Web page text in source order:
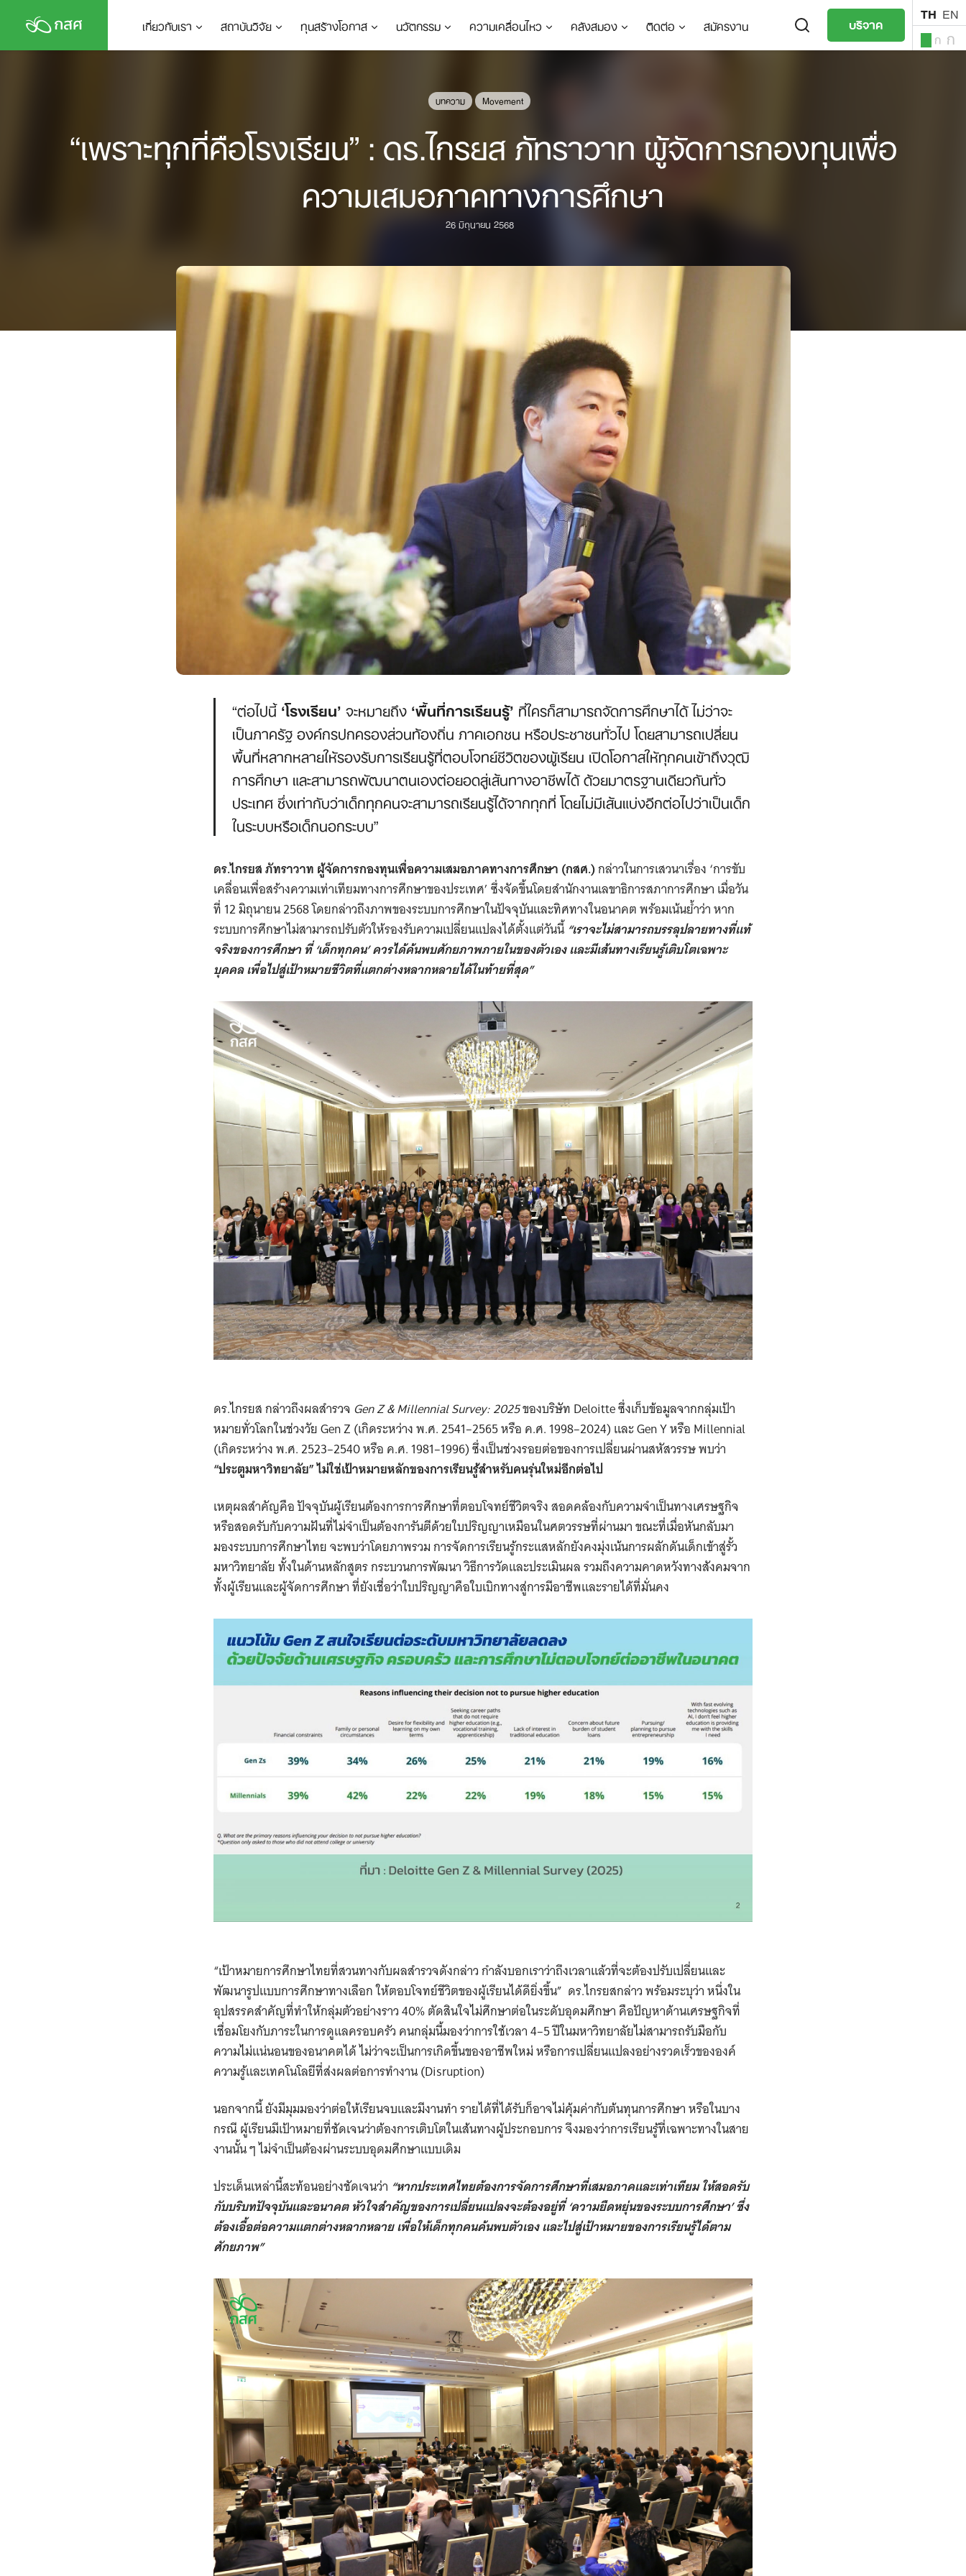
content
เกี่ยวกับเรา สถาบันวิจัย ทุนสร้างโอกาส นวัตกรรม ความเคลื่อนไหว คลังสมอง ติดต่อ สมัครงาน บริจาค TH EN
ก ก
Search
for:
บทความ Movement
“เพราะทุกที่คือโรงเรียน” : ดร.ไกรยส ภัทราวาท ผู้จัดการกองทุนเพื่อ
ความเสมอภาคทางการศึกษา
26 มิถุนายน 2568
“ต่อไปนี้‘โรงเรียน’จะหมายถึง‘พื้นที่การเรียนรู้’ ที่ใครก็สามารถจัดการศึกษาได้ ไม่ว่าจะ
เป็นภาครัฐ องค์กรปกครองส่วนท้องถิ่น ภาคเอกชน หรือประชาชนทั่วไป โดยสามารถเปลี่ยน
พื้นที่หลากหลายให้รองรับการเรียนรู้ที่ตอบโจทย์ชีวิตของผู้เรียน เปิดโอกาสให้ทุกคนเข้าถึงวุฒิ
การศึกษา และสามารถพัฒนาตนเองต่อยอดสู่เส้นทางอาชีพได้ ด้วยมาตรฐานเดียวกันทั่ว
ประเทศ ซึ่งเท่ากับว่าเด็กทุกคนจะสามารถเรียนรู้ได้จากทุกที่ โดยไม่มีเส้นแบ่งอีกต่อไปว่าเป็นเด็ก
ในระบบหรือเด็กนอกระบบ”
ดร.ไกรยส ภัทราวาท ผู้จัดการกองทุนเพื่อความเสมอภาคทางการศึกษา (กสศ.)กล่าวในการเสวนาเรื่อง ‘การขับ
เคลื่อนเพื่อสร้างความเท่าเทียมทางการศึกษาของประเทศ’ ซึ่งจัดขึ้นโดยสำนักงานเลขาธิการสภาการศึกษา เมื่อวัน
ที่ 12 มิถุนายน 2568 โดยกล่าวถึงภาพของระบบการศึกษาในปัจจุบันและทิศทางในอนาคต พร้อมเน้นย้ำว่า หาก
ระบบการศึกษาไม่สามารถปรับตัวให้รองรับความเปลี่ยนแปลงได้ตั้งแต่วันนี้ “เราจะไม่สามารถบรรลุปลายทางที่แท้
จริงของการศึกษา ที่ ‘เด็กทุกคน’ ควรได้ค้นพบศักยภาพภายในของตัวเอง และมีเส้นทางเรียนรู้เติบโตเฉพาะ
บุคคล เพื่อไปสู่เป้าหมายชีวิตที่แตกต่างหลากหลายได้ในท้ายที่สุด”
ดร.ไกรยส กล่าวถึงผลสำรวจ Gen Z & Millennial Survey: 2025ของบริษัท Deloitte ซึ่งเก็บข้อมูลจากกลุ่มเป้า
หมายทั่วโลกในช่วงวัย Gen Z (เกิดระหว่าง พ.ศ. 2541–2565 หรือ ค.ศ. 1998–2024) และ Gen Y หรือ Millennial
(เกิดระหว่าง พ.ศ. 2523–2540 หรือ ค.ศ. 1981–1996) ซึ่งเป็นช่วงรอยต่อของการเปลี่ยนผ่านสหัสวรรษ พบว่า
“ประตูมหาวิทยาลัย” ไม่ใช่เป้าหมายหลักของการเรียนรู้สำหรับคนรุ่นใหม่อีกต่อไป
เหตุผลสำคัญคือ ปัจจุบันผู้เรียนต้องการการศึกษาที่ตอบโจทย์ชีวิตจริง สอดคล้องกับความจำเป็นทางเศรษฐกิจ
หรือสอดรับกับความฝันที่ไม่จำเป็นต้องการันตีด้วยใบปริญญาเหมือนในศตวรรษที่ผ่านมา ขณะที่เมื่อหันกลับมา
มองระบบการศึกษาไทย จะพบว่าโดยภาพรวม การจัดการเรียนรู้กระแสหลักยังคงมุ่งเน้นการผลักดันเด็กเข้าสู่รั้ว
มหาวิทยาลัย ทั้งในด้านหลักสูตร กระบวนการพัฒนา วิธีการวัดและประเมินผล รวมถึงความคาดหวังทางสังคมจาก
ทั้งผู้เรียนและผู้จัดการศึกษา ที่ยังเชื่อว่าใบปริญญาคือใบเบิกทางสู่การมีอาชีพและรายได้ที่มั่นคง
“เป้าหมายการศึกษาไทยที่สวนทางกับผลสำรวจดังกล่าว กำลังบอกเราว่าถึงเวลาแล้วที่จะต้องปรับเปลี่ยนและ
พัฒนารูปแบบการศึกษาทางเลือก ให้ตอบโจทย์ชีวิตของผู้เรียนได้ดียิ่งขึ้น” ดร.ไกรยสกล่าว พร้อมระบุว่า หนึ่งใน
อุปสรรคสำคัญที่ทำให้กลุ่มตัวอย่างราว 40% ตัดสินใจไม่ศึกษาต่อในระดับอุดมศึกษา คือปัญหาด้านเศรษฐกิจที่
เชื่อมโยงกับภาระในการดูแลครอบครัว คนกลุ่มนี้มองว่าการใช้เวลา 4–5 ปีในมหาวิทยาลัยไม่สามารถรับมือกับ
ความไม่แน่นอนของอนาคตได้ ไม่ว่าจะเป็นการเกิดขึ้นของอาชีพใหม่ หรือการเปลี่ยนแปลงอย่างรวดเร็วขององค์
ความรู้และเทคโนโลยีที่ส่งผลต่อการทำงาน (Disruption)
นอกจากนี้ ยังมีมุมมองว่าต่อให้เรียนจบและมีงานทำ รายได้ที่ได้รับก็อาจไม่คุ้มค่ากับต้นทุนการศึกษา หรือในบาง
กรณี ผู้เรียนมีเป้าหมายที่ชัดเจนว่าต้องการเติบโตในเส้นทางผู้ประกอบการ จึงมองว่าการเรียนรู้ที่เฉพาะทางในสาย
งานนั้น ๆ ไม่จำเป็นต้องผ่านระบบอุดมศึกษาแบบเดิม
ประเด็นเหล่านี้สะท้อนอย่างชัดเจนว่า “หากประเทศไทยต้องการจัดการศึกษาที่เสมอภาคและเท่าเทียม ให้สอดรับ
กับบริบทปัจจุบันและอนาคต หัวใจสำคัญของการเปลี่ยนแปลงจะต้องอยู่ที่ ‘ความยืดหยุ่นของระบบการศึกษา’ ซึ่ง
ต้องเอื้อต่อความแตกต่างหลากหลาย เพื่อให้เด็กทุกคนค้นพบตัวเอง และไปสู่เป้าหมายของการเรียนรู้ได้ตาม
ศักยภาพ”